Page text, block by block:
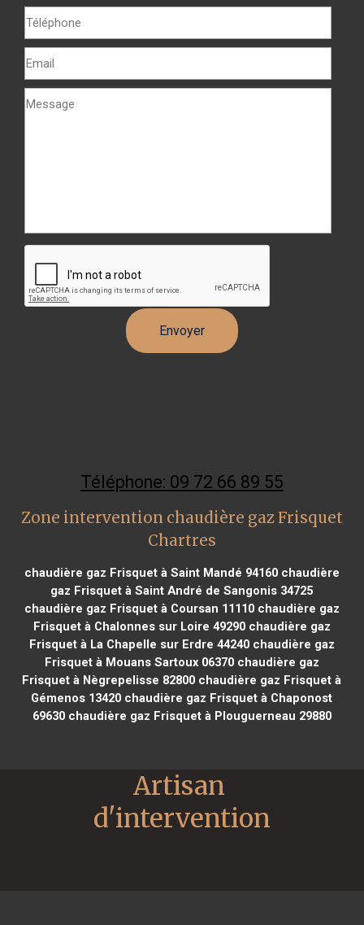
Téléphone: 09 72 66 89 55
Zone intervention chaudière gaz Frisquet
Chartres
chaudière gaz Frisquet à Saint Mandé 94160chaudière
gaz Frisquet à Saint André de Sangonis 34725
chaudière gaz Frisquet à Coursan 11110chaudière gaz
Frisquet à Chalonnes sur Loire 49290chaudière gaz
Frisquet à La Chapelle sur Erdre 44240chaudière gaz
Frisquet à Mouans Sartoux 06370chaudière gaz
Frisquet à Nègrepelisse 82800 chaudière gaz Frisquet à
Gémenos 13420 chaudière gaz Frisquet à Chaponost
69630chaudière gaz Frisquet à Plouguerneau 29880
Artisan
d'intervention